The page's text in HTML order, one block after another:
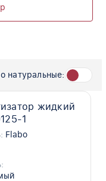
натуральные:
жидкий
1
Flabo